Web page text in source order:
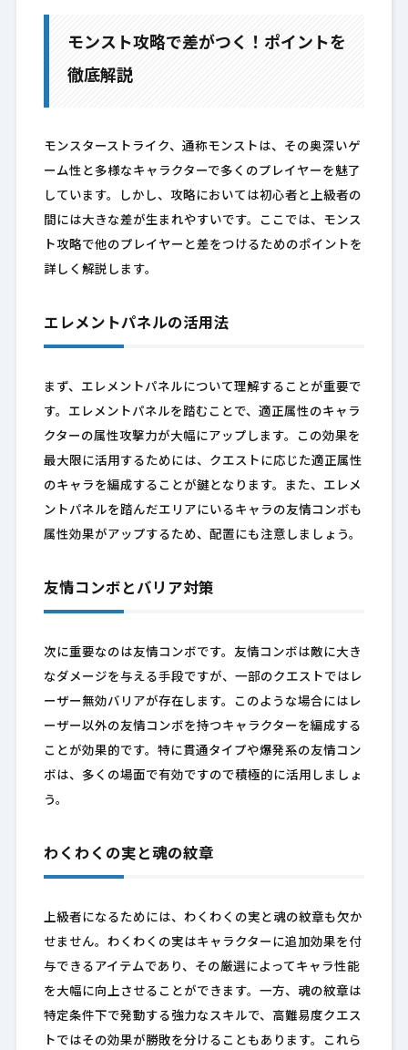
モンスト攻略で差がつく！ポイントを
徹底解説
モンスターストライク、通称モンストは、その奥深いゲ
ーム性と多様なキャラクターで多くのプレイヤーを魅了
しています。しかし、攻略においては初心者と上級者の
間には大きな差が生まれやすいです。ここでは、モンス
ト攻略で他のプレイヤーと差をつけるためのポイントを
詳しく解説します。
エレメントパネルの活用法
まず、エレメントパネルについて理解することが重要で
す。エレメントパネルを踏むことで、適正属性のキャラ
クターの属性攻撃力が大幅にアップします。この効果を
最大限に活用するためには、クエストに応じた適正属性
のキャラを編成することが鍵となります。また、エレメ
ントパネルを踏んだエリアにいるキャラの友情コンボも
属性効果がアップするため、配置にも注意しましょう。
友情コンボとバリア対策
次に重要なのは友情コンボです。友情コンボは敵に大き
なダメージを与える手段ですが、一部のクエストではレ
ーザー無効バリアが存在します。このような場合にはレ
ーザー以外の友情コンボを持つキャラクターを編成する
ことが効果的です。特に貫通タイプや爆発系の友情コン
ボは、多くの場面で有効ですので積極的に活用しましょ
う。
わくわくの実と魂の紋章
上級者になるためには、わくわくの実と魂の紋章も欠か
せません。わくわくの実はキャラクターに追加効果を付
与できるアイテムであり、その厳選によってキャラ性能
を大幅に向上させることができます。一方、魂の紋章は
特定条件下で発動する強力なスキルで、高難易度クエス
トではその効果が勝敗を分けることもあります。これら